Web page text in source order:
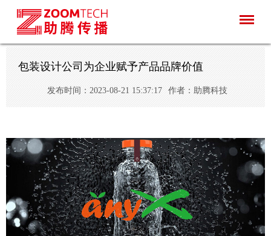
包装设计公司为企业赋予产品品牌价值
发布时间：2023-08-21 15:37:17 作者：助腾科技